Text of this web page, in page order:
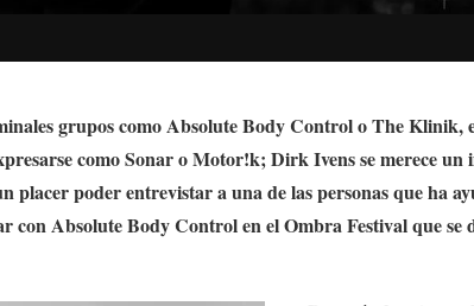
grupos como Absolute Body Control o The Klinik,
como Sonar o Motor!k; Dirk Ivens se merece
placer poder entrevistar a una de las personas que ha
con Absolute Body Control en el Ombra Festival que